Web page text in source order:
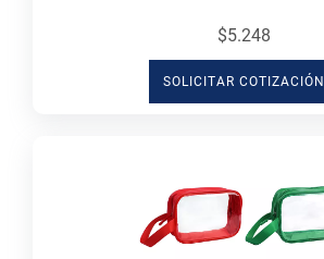
$5.248
SOLICITAR COTIZACIÓN